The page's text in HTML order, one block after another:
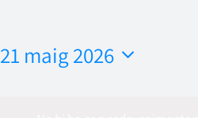
21 maig 2026